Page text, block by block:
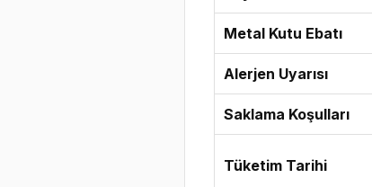
Metal Kutu Ebatı
Alerjen Uyarısı
Saklama Koşulları
Tüketim Tarihi